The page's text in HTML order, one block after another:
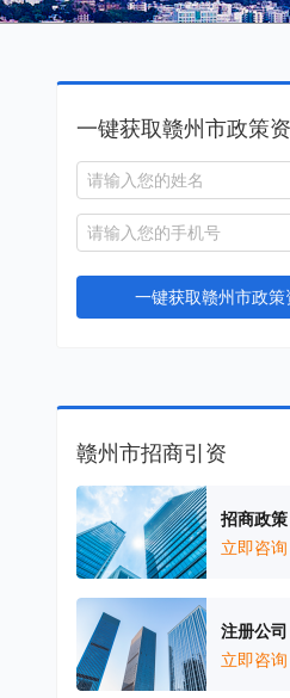
一键获取赣州市政策
一键获取赣州市政策
赣州市招商引资
招商政策
立即咨询
注册公司
立即咨询